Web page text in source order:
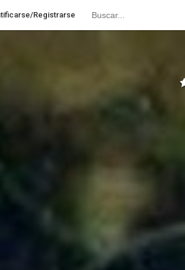
Registrarse